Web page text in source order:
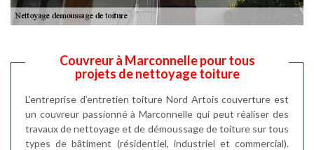
Couvreur à Marconnelle pour tous
projets de nettoyage toiture
L’entreprise d’entretien toiture Nord Artois couverture est
un couvreur passionné à Marconnelle qui peut réaliser des
travaux de nettoyage et de démoussage de toiture sur tous
types de bâtiment (résidentiel, industriel et commercial).